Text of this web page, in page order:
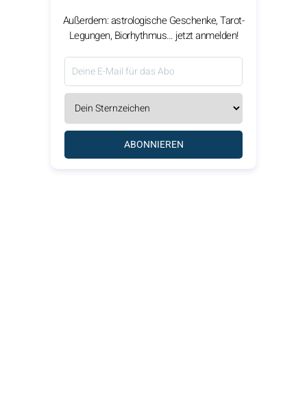
Außerdem: astrologische Geschenke, Tarot-
Legungen, Biorhythmus… jetzt anmelden!
ABONNIEREN